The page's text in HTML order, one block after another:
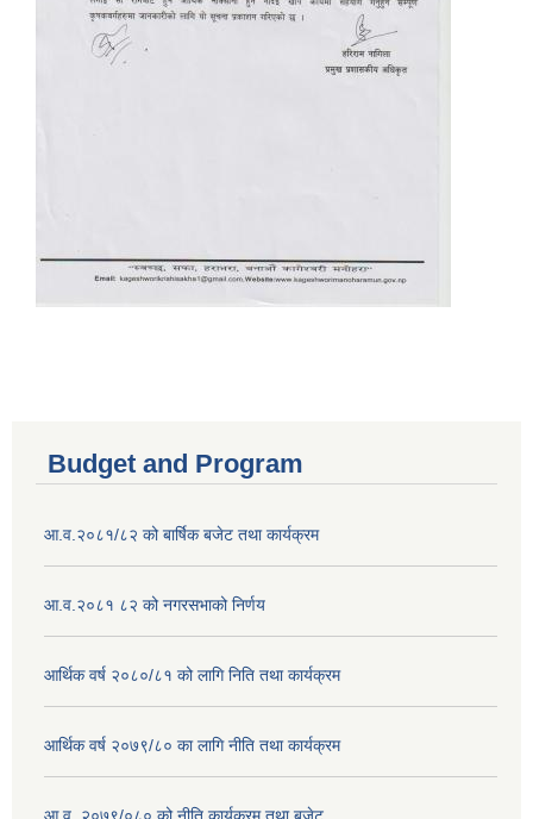
Budget and Program
आ.व.२०८१/८२ को बार्षिक बजेट तथा कार्यक्रम
आ.व.२०८१ ८२ को नगरसभाको निर्णय
आर्थिक वर्ष २०८०/८१ को लागि निति तथा कार्यक्रम
आर्थिक वर्ष २०७९/८० का लागि नीति तथा कार्यक्रम